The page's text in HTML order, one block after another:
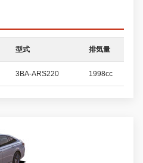
型式 排気量
3BA-ARS220 1998cc